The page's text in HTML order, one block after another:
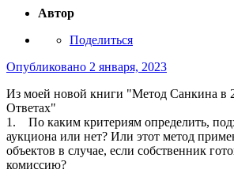
Автор
Поделиться
Опубликовано 2 января, 2023
Из моей новой книги "Метод Санкина в
Ответах"
1. По каким критериям определить,
аукциона или нет? Или этот метод
объектов в случае, если собственник
комиссию?